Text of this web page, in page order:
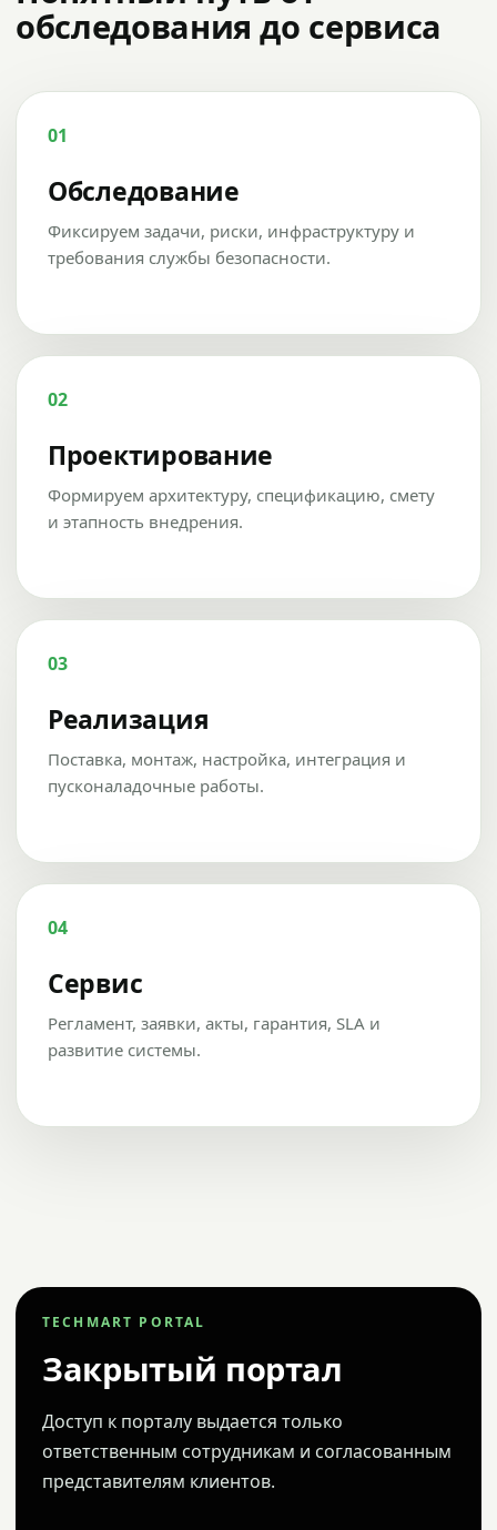
обследования до сервиса
01
Обследование
Фиксируем задачи, риски, инфраструктуру и
требования службы безопасности.
02
Проектирование
Формируем архитектуру, спецификацию, смету
и этапность внедрения.
03
Реализация
Поставка, монтаж, настройка, интеграция и
пусконаладочные работы.
04
Сервис
Регламент, заявки, акты, гарантия, SLA и
развитие системы.
TECHMART PORTAL
Закрытый портал
Доступ к порталу выдается только
ответственным сотрудникам и согласованным
представителям клиентов.